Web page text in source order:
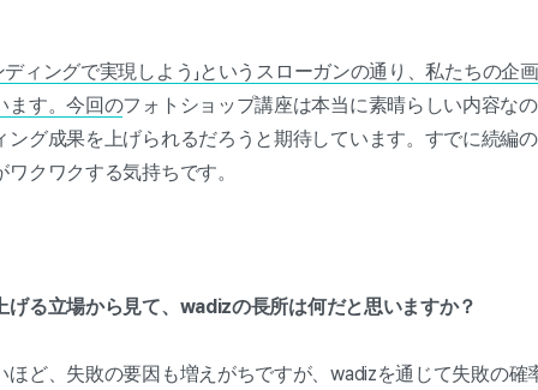
ディングで実現しよう」というスローガンの通り、私たちの企
ます。今回のフォトショップ講座は本当に素晴らしい内容な
ング成果を上げられるだろうと期待しています。すでに続編
クワクする気持ちです。
げる立場から見て、wadizの長所は何だと思いますか？
ほど、失敗の要因も増えがちですが、wadizを通じて失敗の確